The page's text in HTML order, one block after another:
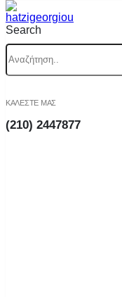
Search
ΚΑΛΕΣΤΕ ΜΑΣ
(210) 2447877